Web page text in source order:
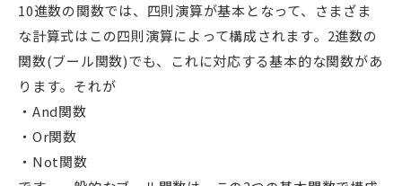
10進数の関数では、四則演算が基本となって、さまざま
な計算式はこの四則演算によって構成されます。2進数の
関数(ブール関数)でも、これに対応する基本的な関数があ
ります。それが
And関数
Or関数
Not関数